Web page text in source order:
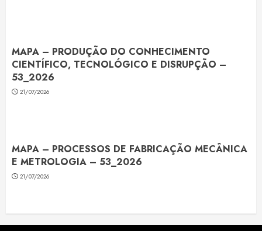
MAPA – PRODUÇÃO DO CONHECIMENTO
CIENTÍFICO, TECNOLÓGICO E DISRUPÇÃO –
53_2026
21/07/2026
MAPA – PROCESSOS DE FABRICAÇÃO MECÂNICA
E METROLOGIA – 53_2026
21/07/2026